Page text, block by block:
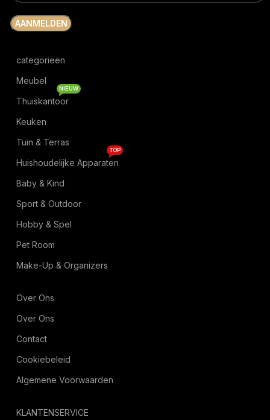
categorieën
Meubel
Thuiskantoor
NIEUW
Keuken
Tuin & Terras
Huishoudelijke Apparaten
TOP
Baby & Kind
Sport & Outdoor
Hobby & Spel
Pet Room
Make-Up & Organizers
Over Ons
Over Ons
Contact
Cookiebeleid
Algemene Voorwaarden
KLANTENSERVICE